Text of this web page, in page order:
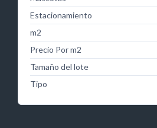
Estacionamiento
m2
Precio Por m2
Tamaño del lote
Tipo